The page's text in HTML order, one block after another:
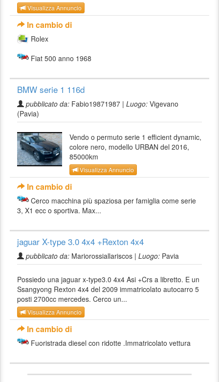
Visualizza Annuncio
In cambio di
Rolex
Fiat 500 anno 1968
BMW serie 1 116d
pubblicato da: Fabio19871987 | Luogo: Vigevano
(Pavia)
Vendo o permuto serie 1 efficient dynamic,
colore nero, modello URBAN del 2016,
85000km
Visualizza Annuncio
In cambio di
Cerco macchina più spaziosa per famiglia come serie
3, X1 ecc o sportiva. Max...
jaguar X-type 3.0 4x4 +Rexton 4x4
pubblicato da: Mariorossiallariscos | Luogo: Pavia
Possiedo una jaguar x-type3.0 4x4 Asi +Crs a libretto. E un
Ssangyong Rexton 4x4 del 2009 immatricolato autocarro 5
posti 2700cc mercedes. Cerco un...
Visualizza Annuncio
In cambio di
Fuoristrada diesel con ridotte .Immatricolato vettura